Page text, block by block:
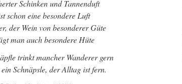
Schinken und Tannenduft
schon eine besondere Luft
der Wein von besonderer Güte
man auch besondere Hüte
trinkt mancher Wanderer gern
Schnäpsle, der Alltag ist fern.